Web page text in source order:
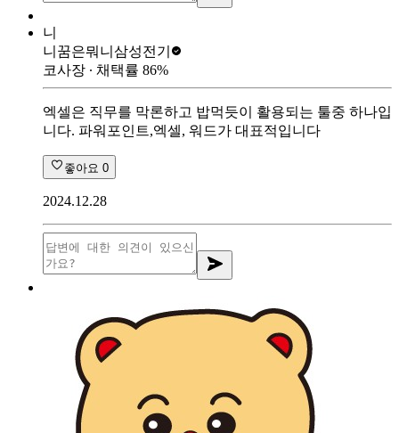
니
니꿈은뭐니 삼성전기
코사장 ∙ 채택률 86%
엑셀은 직무를 막론하고 밥먹듯이 활용되는 툴중 하나입
니다. 파워포인트,엑셀, 워드가 대표적입니다
좋아요 0
2024.12.28